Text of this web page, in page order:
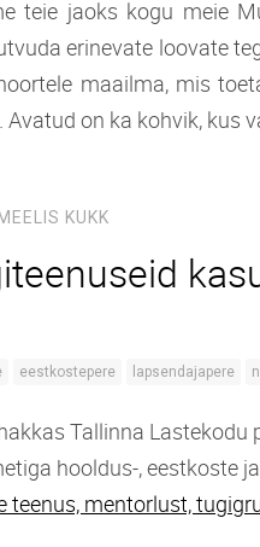
teie jaoks kogu meie
erinevate loovate
maailma, mis
on ka kohvik, kus
KUKK
eestkostepere lapsendajapere
Tallinna Lastekodu
hooldus-, eestkoste
teenus, mentorlust, t